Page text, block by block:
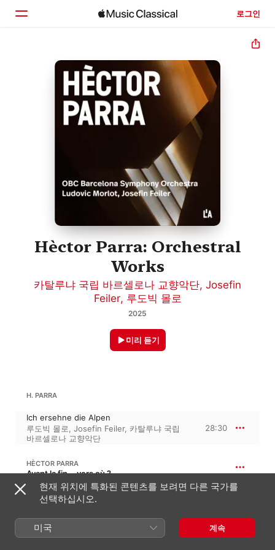
로그인
둘러보기
Hèctor Parra: Orchestral
Works
카탈루냐 국립 바르셀로나 교향악단, Josefin
Feiler, 루도빅 몰로
2025
미리 듣기
H. PARRA
Ich ersehne die Alpen
루도빅 몰로, Josefin Feiler, 카탈루냐 국립
바르셀로나 교향악단
28:30
HÈCTOR PARRA
Avant la fin... vers où ?
Avant la fin. vers où?
루도빅 몰로,카탈루냐 국립 바르셀로나
현재 위치에 특화된 콘텐츠를 보려면 다른 국가를
선택하십시오.
미국 계속